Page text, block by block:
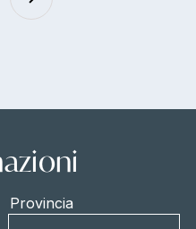
Provincia